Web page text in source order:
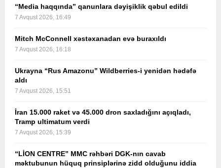
“Media haqqında” qanunlara dəyişiklik qəbul edildi
7 Avqust 2026, 16:49
Mitch McConnell xəstəxanadan evə buraxıldı
7 Avqust 2026, 16:18
Ukrayna “Rus Amazonu” Wildberries-i yenidən hədəfə
aldı
7 Avqust 2026, 15:51
İran 15.000 raket və 45.000 dron saxladığını açıqladı,
Tramp ultimatum verdi
7 Avqust 2026, 15:39
“LİON CENTRE” MMC rəhbəri DGK-nın cavab
məktubunun hüquq prinsiplərinə zidd olduğunu iddia